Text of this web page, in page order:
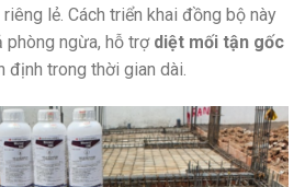
lẻ. Cách triển khai đồng bộ này
phòng ngừa, hỗ trợ diệt mối tận gốc
định trong thời gian dài.